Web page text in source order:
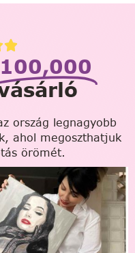
100,000
ország legnagyobb
ahol megoszthatjuk
örömét.